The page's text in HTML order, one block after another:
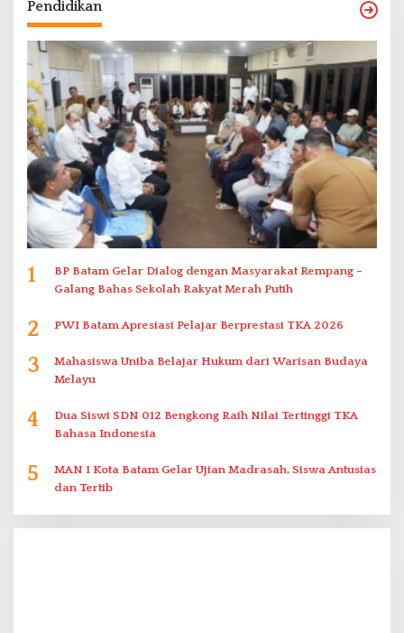
Pendidikan
1
BP Batam Gelar Dialog dengan Masyarakat Rempang –
Galang Bahas Sekolah Rakyat Merah Putih
2 PWI Batam Apresiasi Pelajar Berprestasi TKA 2026
3
Mahasiswa Uniba Belajar Hukum dari Warisan Budaya
Melayu
4
Dua Siswi SDN 012 Bengkong Raih Nilai Tertinggi TKA
Bahasa Indonesia
5
MAN 1 Kota Batam Gelar Ujian Madrasah, Siswa Antusias
dan Tertib